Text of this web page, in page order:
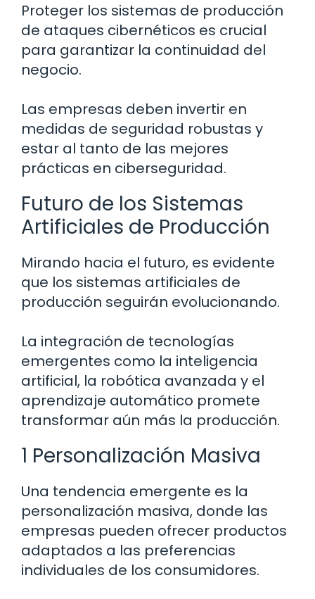
Proteger los sistemas de producción
de ataques cibernéticos es crucial
para garantizar la continuidad del
negocio.
Las empresas deben invertir en
medidas de seguridad robustas y
estar al tanto de las mejores
prácticas en ciberseguridad.
Futuro de los Sistemas
Artificiales de Producción
Mirando hacia el futuro, es evidente
que los sistemas artificiales de
producción seguirán evolucionando.
La integración de tecnologías
emergentes como la inteligencia
artificial, la robótica avanzada y el
aprendizaje automático promete
transformar aún más la producción.
1 Personalización Masiva
Una tendencia emergente es la
personalización masiva, donde las
empresas pueden ofrecer productos
adaptados a las preferencias
individuales de los consumidores.